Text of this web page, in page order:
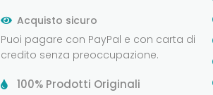
Acquisto sicuro
Puoi pagare con PayPal e con carta di
credito senza preoccupazione.
100% Prodotti Originali